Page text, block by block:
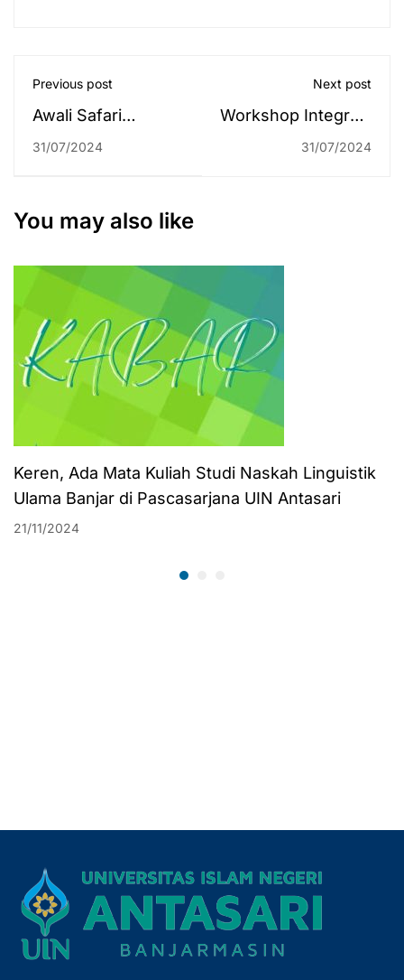
Previous post
Awali Safari
Pengabdian
Brunei Darussalam,
ke IAIN Pontianak
Perkuat Kemitraan
31/07/2024
Next post
Workshop Integrasi
Ilmu Fakultas
31/07/2024
You may also like
Keren, Ada Mata Kuliah Studi Naskah Linguistik
Ulama Banjar di Pascasarjana UIN Antasari
21/11/2024